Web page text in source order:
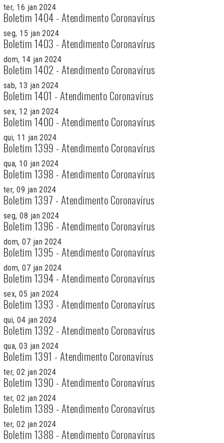
ter, 16 jan 2024
Boletim 1404 - Atendimento Coronavírus
seg, 15 jan 2024
Boletim 1403 - Atendimento Coronavírus
dom, 14 jan 2024
Boletim 1402 - Atendimento Coronavírus
sab, 13 jan 2024
Boletim 1401 - Atendimento Coronavírus
sex, 12 jan 2024
Boletim 1400 - Atendimento Coronavírus
qui, 11 jan 2024
Boletim 1399 - Atendimento Coronavírus
qua, 10 jan 2024
Boletim 1398 - Atendimento Coronavírus
ter, 09 jan 2024
Boletim 1397 - Atendimento Coronavírus
seg, 08 jan 2024
Boletim 1396 - Atendimento Coronavírus
dom, 07 jan 2024
Boletim 1395 - Atendimento Coronavírus
dom, 07 jan 2024
Boletim 1394 - Atendimento Coronavírus
sex, 05 jan 2024
Boletim 1393 - Atendimento Coronavírus
qui, 04 jan 2024
Boletim 1392 - Atendimento Coronavírus
qua, 03 jan 2024
Boletim 1391 - Atendimento Coronavírus
ter, 02 jan 2024
Boletim 1390 - Atendimento Coronavírus
ter, 02 jan 2024
Boletim 1389 - Atendimento Coronavírus
ter, 02 jan 2024
Boletim 1388 - Atendimento Coronavírus